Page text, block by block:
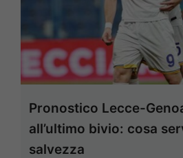
Pronostico Lecce-
all’ultimo bivio: cosa
salvezza